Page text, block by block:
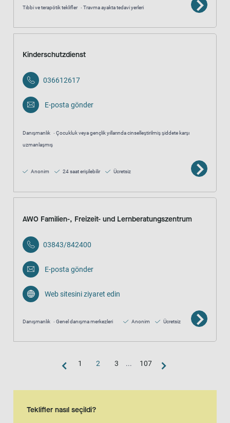
Tıbbi ve terapötik teklifler Travma ayakta tedavi yerleri
Kinderschutzdienst
036612617
E-posta gönder
Danışmanlık
Çocukluk veya gençlik yıllarında cinselleştirilmiş şiddete karşı
uzmanlaşmış
Anonim 24 saat erişilebilir Ücretsiz
AWO Familien-, Freizeit- und Lernberatungszentrum
03843/842400
E-posta gönder
Web sitesini ziyaret edin
Danışmanlık Genel danışma merkezleri Anonim Ücretsiz
1 2 3 ... 107
Harita görünümü
Teklifler nasıl seçildi?